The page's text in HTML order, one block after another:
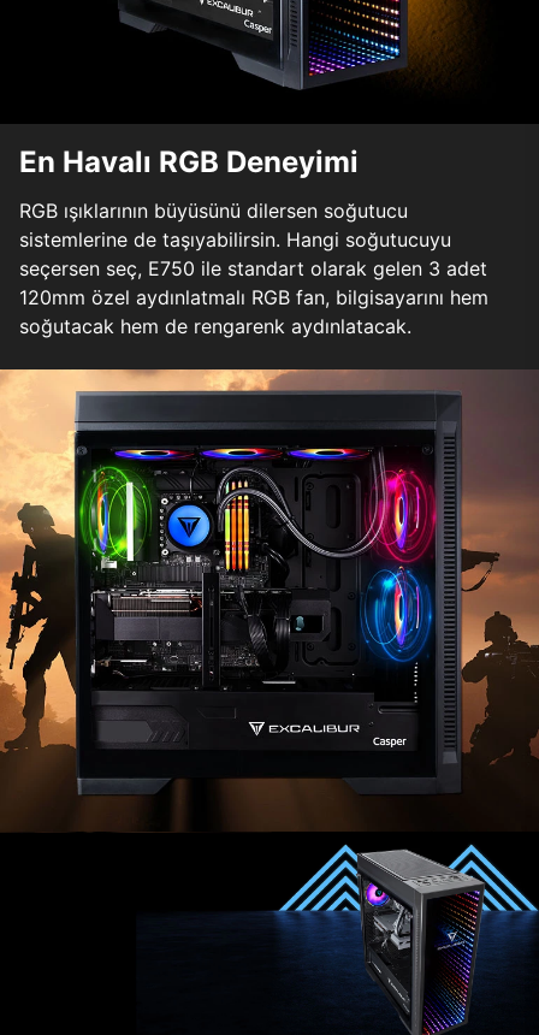
En Havalı RGB Deneyimi
RGB ışıklarının büyüsünü dilersen soğutucu
sistemlerine de taşıyabilirsin. Hangi soğutucuyu
seçersen seç, E750 ile standart olarak gelen 3 adet
120mm özel aydınlatmalı RGB fan, bilgisayarını hem
soğutacak hem de rengarenk aydınlatacak.